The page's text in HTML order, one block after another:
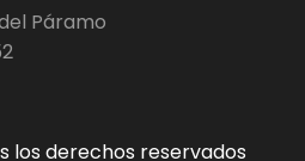
Páramo
los derechos reservados